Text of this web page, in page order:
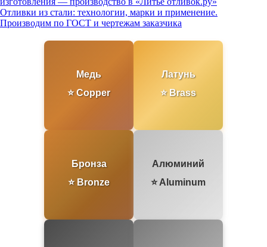
по
записям
Отливки из стали: технологии, марки и применение.
Производим по ГОСТ и чертежам заказчика
Медь
⭐ Copper
Латунь
⭐ Brass
Бронза
⭐ Bronze
Алюминий
⭐ Aluminum